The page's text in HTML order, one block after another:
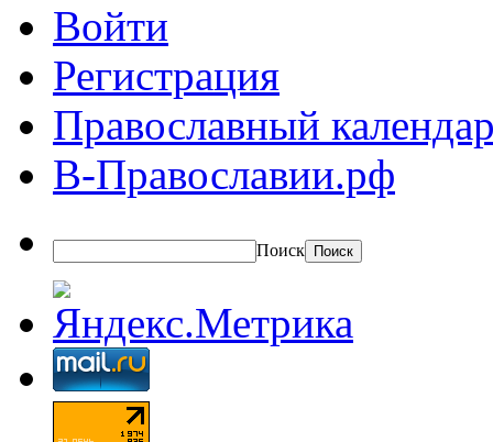
Войти
Регистрация
Православный
В-Православии.рф
Поиск